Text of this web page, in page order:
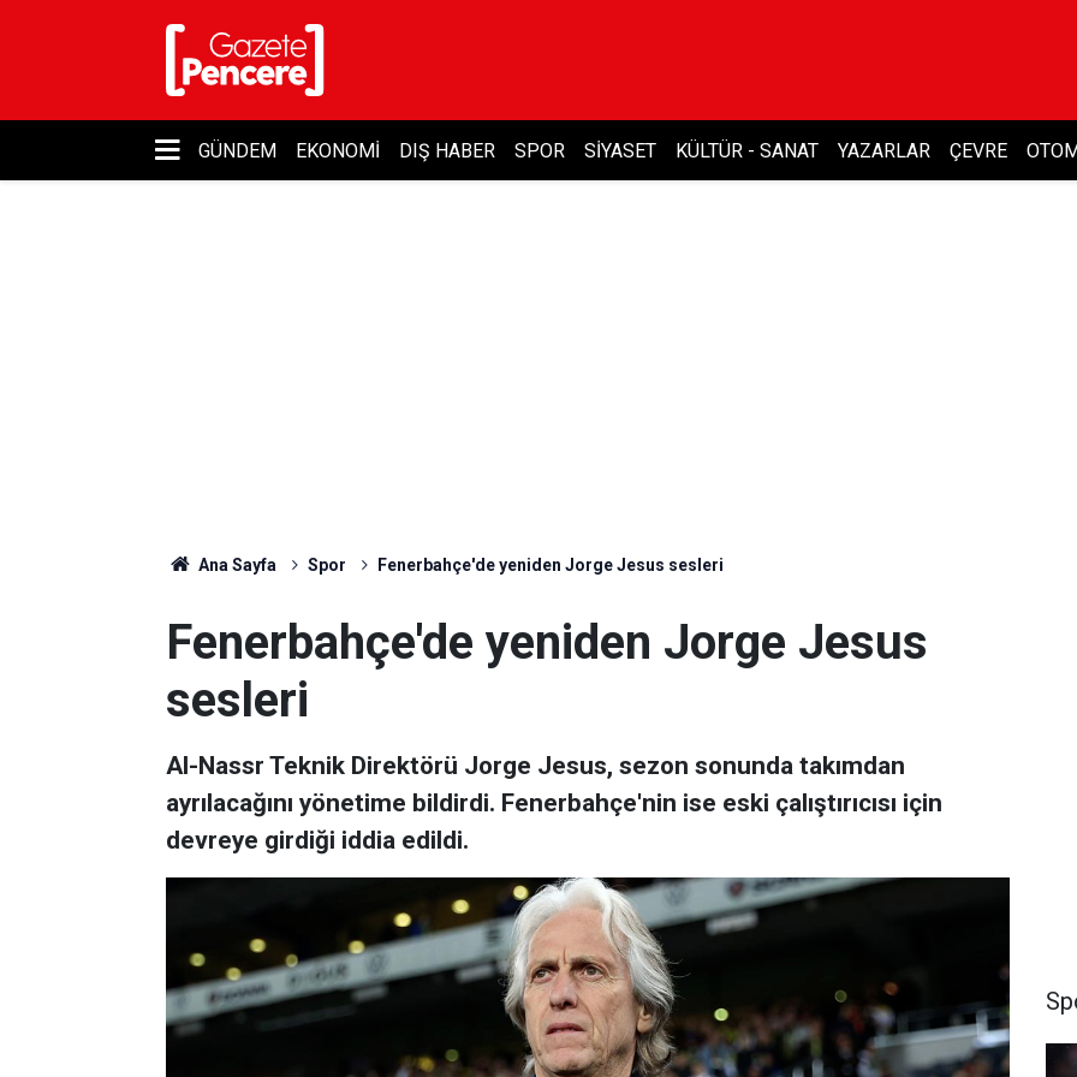
GÜNDEM EKONOMI DIŞ HABER SPOR SIYASET KÜLTÜR - SANAT YAZARLAR ÇEVRE
Ana Sayfa Spor Fenerbahçe'de yeniden Jorge Jesus sesleri
Fenerbahçe'de yeniden Jorge Jesus
sesleri
Al-Nassr Teknik Direktörü Jorge Jesus, sezon sonunda takımdan
ayrılacağını yönetime bildirdi. Fenerbahçe'nin ise eski çalıştırıcısı için
devreye girdiği iddia edildi.